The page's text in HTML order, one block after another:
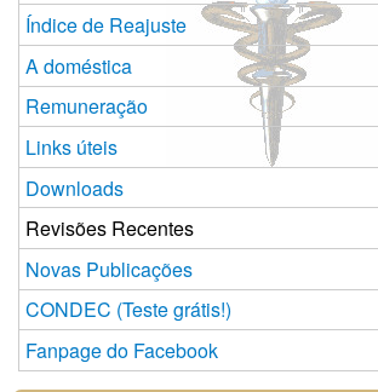
Índice de Reajuste
A doméstica
Remuneração
Links úteis
Downloads
Revisões Recentes
Novas Publicações
CONDEC (Teste grátis!)
Fanpage do Facebook